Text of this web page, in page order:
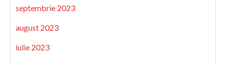
septembrie 2023
august 2023
iulie 2023